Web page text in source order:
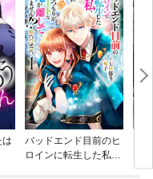
は
バッドエンド目前のヒ
ロインに転生した私、